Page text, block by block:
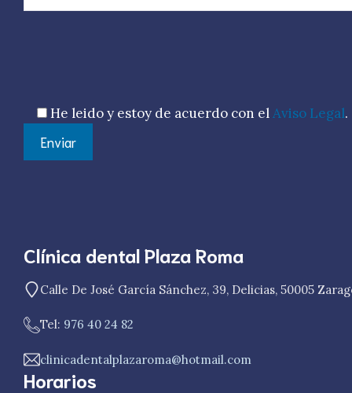
He leido y estoy de acuerdo con elAviso Legal.
Clínica dental Plaza Roma
Calle De José García Sánchez, 39, Delicias, 50005
Tel: 976 40 24 82
clinicadentalplazaroma@hotmail.com
Horarios